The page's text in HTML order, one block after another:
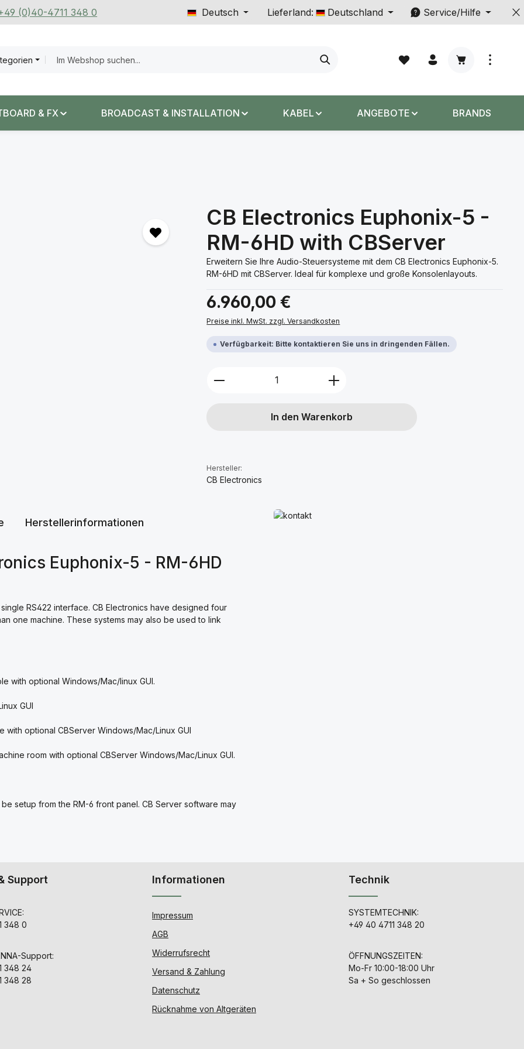
(0)40-4711 348 0 Deutsch Lieferland: Deutschland Service/Hilfe
Warenkorb
& FX BROADCAST & INSTALLATION KABEL ANGEBOTE BRANDS
CB Electronics Euphonix-5 -
RM-6HD with CBServer
Erweitern Sie Ihre Audio-Steuersysteme mit dem CB Electronics Euphonix-5.
RM-6HD mit CBServer. Ideal für komplexe und große Konsolenlayouts.
Regulärer Preis:
6.960,00 €
Preise inkl. MwSt. zzgl. Versandkosten
Verfügbarkeit: Bitte kontaktieren Sie uns in dringenden Fällen.
Produkt Anzahl: Gib den gewünschten Wert
In den Warenkorb
Hersteller:
CB Electronics
Herstellerinformationen
Euphonix-5 - RM-6HD
RS422 interface. CB Electronics have designed four
one machine. These systems may also be used to link
with optional Windows/Mac/linux GUI.
GUI
with optional CBServer Windows/Mac/Linux GUI
room with optional CBServer Windows/Mac/Linux GUI.
setup from the RM-6 front panel. CB Server software may
Mehr erfahren
Support
348 0
Support:
348 24
348 28
Informationen
Impressum
AGB
Widerrufsrecht
Versand & Zahlung
Datenschutz
Rücknahme von Altgeräten
Technik
SYSTEMTECHNIK:
+49 40 4711 348 20
ÖFFNUNGSZEITEN:
Mo-Fr 10:00-18:00 Uhr
Sa + So geschlossen